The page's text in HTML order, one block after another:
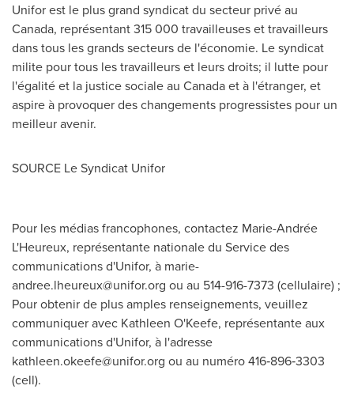
Unifor est le plus grand syndicat du secteur privé au
Canada, représentant 315 000 travailleuses et travailleurs
dans tous les grands secteurs de l'économie. Le syndicat
milite pour tous les travailleurs et leurs droits; il lutte pour
l'égalité et la justice sociale au Canadaet à l'étranger, et
aspire à provoquer des changements progressistes pour un
meilleur avenir.
SOURCE Le Syndicat Unifor
Pour les médias francophones, contactez Marie-Andrée
L'Heureux, représentante nationale du Service des
communications d'Unifor, à marie-
andree.lheureux@unifor.org ou au 514-916-7373 (cellulaire) ;
Pour obtenir de plus amples renseignements, veuillez
communiquer avec Kathleen O'Keefe, représentante aux
communications d'Unifor, à l'adresse
kathleen.okeefe@unifor.org ou au numéro 416‑896‑3303
(cell).